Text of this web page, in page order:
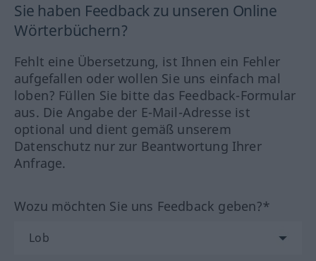
Sie haben Feedback zu unseren Online
Wörterbüchern?
Fehlt eine Übersetzung, ist Ihnen ein Fehler
aufgefallen oder wollen Sie uns einfach mal
loben? Füllen Sie bitte das Feedback-Formular
aus. Die Angabe der E-Mail-Adresse ist
optional und dient gemäß unserem
Datenschutz nur zur Beantwortung Ihrer
Anfrage.
Wozu möchten Sie uns Feedback geben?*